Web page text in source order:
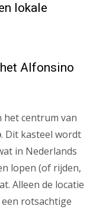
lokale
Alfonsino
het centrum van
. Dit kasteel wordt
in Nederlands
lopen (of rijden,
Alleen de locatie
rotsachtige